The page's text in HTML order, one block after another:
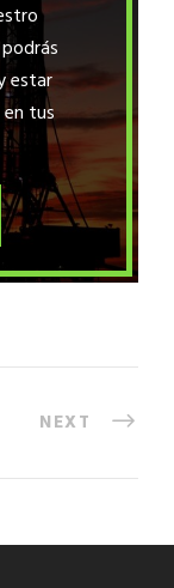
estar
tus
NEXT